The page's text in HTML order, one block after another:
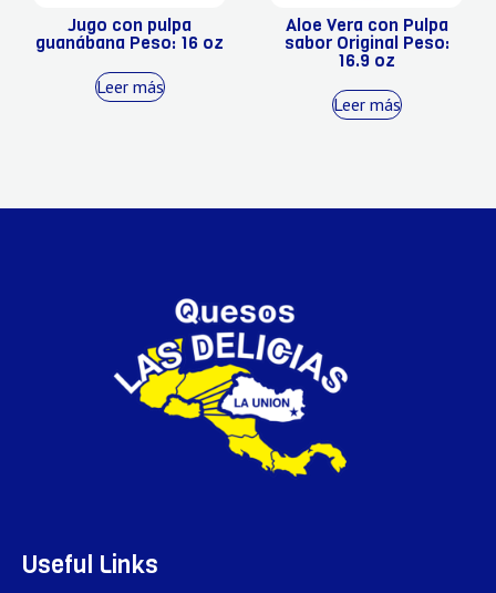
Jugo con pulpa
guanábana Peso: 16 oz
Leer más
Aloe Vera con Pulpa
sabor Original Peso:
16.9 oz
Leer más
Useful Links